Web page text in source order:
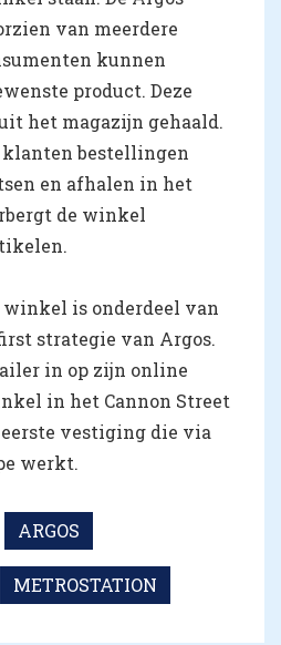
van meerdere
kunnen
product. Deze
het magazijn gehaald.
bestellingen
en afhalen in het
de winkel
winkel is onderdeel van
strategie van Argos.
in op zijn online
in het Cannon Street
vestiging die via
werkt.
ARGOS
METROSTATION